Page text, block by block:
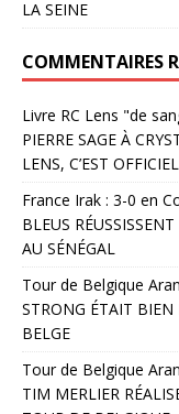
LA SEINE
COMMENTAIRES
Livre RC Lens "de
PIERRE SAGE À
LENS, C’EST OFFICIEL
France Irak : 3-0 en
BLEUS
AU SÉNÉGAL
Tour de Belgique
STRONG ÉTAIT BIEN
BELGE
Tour de Belgique
TIM MERLIER